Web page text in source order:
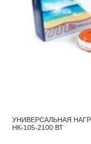
УНИВЕРСАЛЬНАЯ
НК-105-2100 ВТ